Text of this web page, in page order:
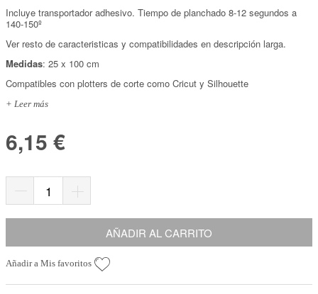
Somos Kimidori
Incluye transportador adhesivo. Tiempo de planchado 8-12 segundos a
140-150º
Ver resto de caracteristicas y compatibilidades en descripción larga.
Medidas: 25 x 100 cm
Compatibles con plotters de corte como Cricut y Silhouette
+ Leer más
6,15 €
AÑADIR AL CARRITO
Añadir a Mis favoritos